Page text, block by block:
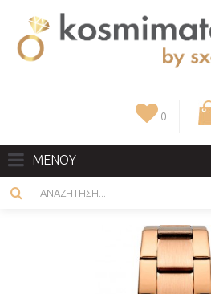
0
ΜΕΝΟΥ